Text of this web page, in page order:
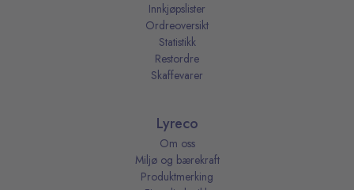
Innkjøpslister
Ordreoversikt
Statistikk
Restordre
Skaffevarer
Lyreco
Om oss
Miljø og bærekraft
Produktmerking